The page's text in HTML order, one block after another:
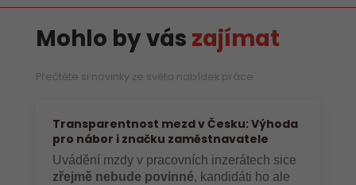
Mohlo by vás zajímat
Přečtěte si novinky ze světa nabídek práce
Transparentnost mezd v Česku: Výhoda
pro nábor i značku zaměstnavatele
Uvádění mzdy v pracovních inzerátech sice
zřejmě nebude povinné, kandidáti ho ale